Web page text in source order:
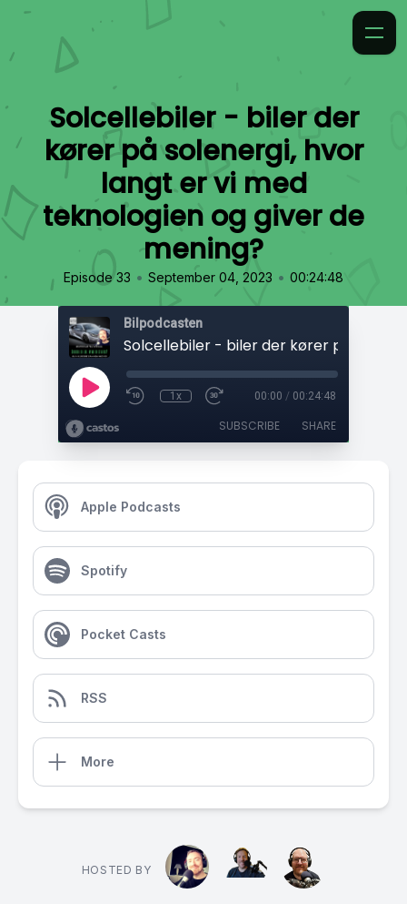
Solcellebiler - biler der
kører på solenergi, hvor
langt er vi med
teknologien og giver de
mening?
Episode 33 • September 04, 2023 • 00:24:48
Bilpodcasten
1x 00:00 / 00:24:48
SUBSCRIBE SHARE
Apple Podcasts
Spotify
Pocket Casts
RSS
More
HOSTED BY